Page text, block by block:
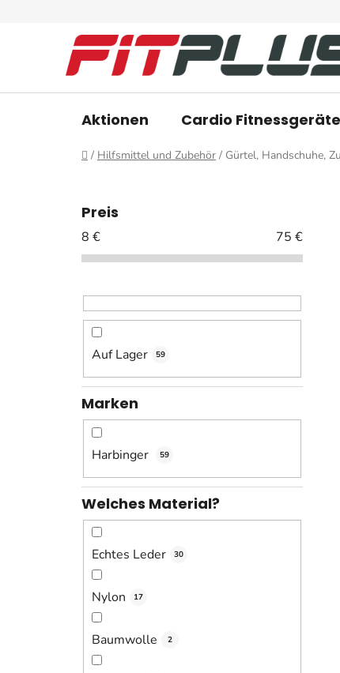
Aktionen Cardio Fitnessgeräte
Startseite
/ Hilfsmittel und Zubehör / Gürtel, Handschuhe,
Preis
8 € 75 €
Auf Lager 59
Marken
Harbinger 59
Welches Material?
Echtes Leder 30
Nylon 17
Baumwolle 2